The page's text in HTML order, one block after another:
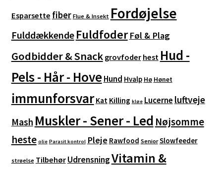
Esparsette fiber Flue & Insekt Fordøjelse
Fulddækkende Fuldfoder Føl & Plag
Godbidder & Snack grovfoder hest Hud -
Pels - Hår - HoveHund Hvalp Hø Hønet
immunforsvar Kat Killing kløe Lucerne luftveje
Mash Muskler - Sener - Led Nøjsomme
heste olie Parasit kontrol Pleje Rawfood Senior Slowfeeder
strøelse Tilbehør UdrensningVitamin &